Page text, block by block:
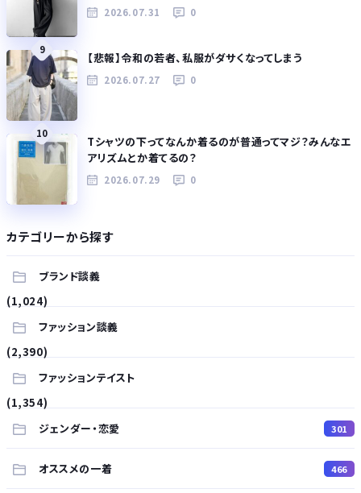
2026.07.31 0
9
【悲報】令和の若者、私服がダサくなってしまう
2026.07.27 0
10
Tシャツの下ってなんか着るのが普通ってマジ？みんなエ
アリズムとか着てるの？
2026.07.29 0
カテゴリーから探す
ブランド談義
(1,024)
ファッション談義
(2,390)
ファッションテイスト
(1,354)
ジェンダー・恋愛
301
オススメの一着 466